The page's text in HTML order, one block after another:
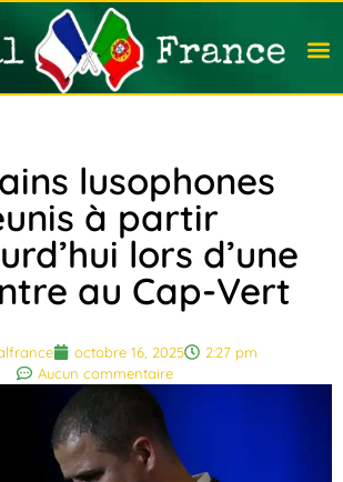
lusophones
à partir
lors d’une
au Cap-Vert
octobre 16, 2025
2:27 pm
Aucun commentaire